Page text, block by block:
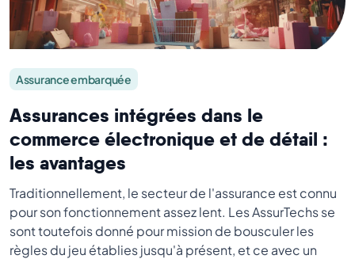
Assurance embarquée
Assurances intégrées dans le
commerce électronique et de détail :
les avantages
Traditionnellement, le secteur de l'assurance est connu
pour son fonctionnement assez lent. Les AssurTechs se
sont toutefois donné pour mission de bousculer les
règles du jeu établies jusqu'à présent, et ce avec un